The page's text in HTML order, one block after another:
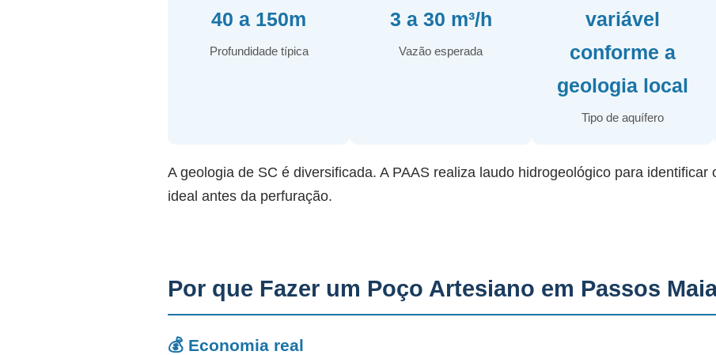
40 a 150m
Profundidade típica
3 a 30 m³/h
Vazão esperada
variável
conforme a
geologia local
Tipo de aquífero
A geologia de SC é diversificada. A PAAS realiza laudo hidrogeológico para
ideal antes da perfuração.
Por que Fazer um Poço Artesiano em Passos
💰 Economia real